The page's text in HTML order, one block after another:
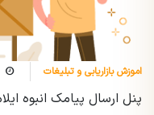
اموزش بازاریابی و تبلیغات
پنل ارسال پیامک انبوه